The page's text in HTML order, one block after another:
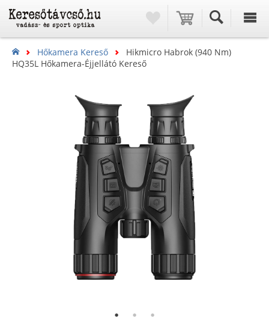
Hőkamera Kereső
Hikmicro Habrok (940 Nm)
HQ35L Hőkamera-Éjjellátó Kereső